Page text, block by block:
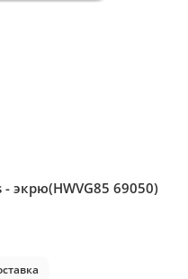
экрю(HWVG85 69050)